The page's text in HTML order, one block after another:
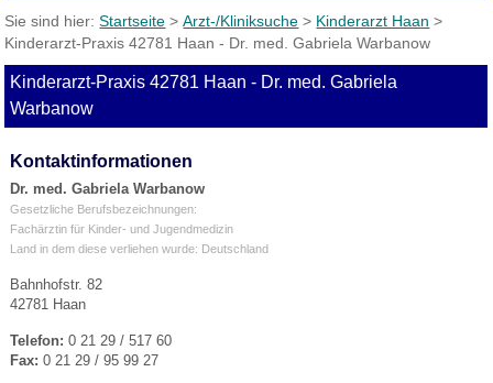
Sie sind hier:Startseite >Arzt-/Kliniksuche > Kinderarzt Haan >
Kinderarzt-Praxis 42781 Haan - Dr. med. Gabriela Warbanow
Kinderarzt-Praxis 42781 Haan - Dr. med. Gabriela
Warbanow
Kontaktinformationen
Dr. med. Gabriela Warbanow
Gesetzliche Berufsbezeichnungen:
Fachärztin für Kinder- und Jugendmedizin
Land in dem diese verliehen wurde: Deutschland
Bahnhofstr. 82
42781 Haan
Telefon: 0 21 29 / 517 60
Fax: 0 21 29 / 95 99 27